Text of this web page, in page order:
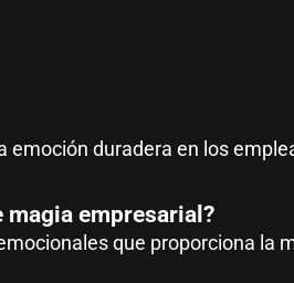
emoción duradera en los
magia empresarial?
que proporciona